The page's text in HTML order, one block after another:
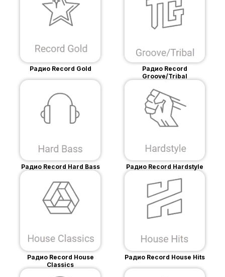
Радио Record Gold
Радио Record
Groove/Tribal
Радио Record Hard Bass Радио Record Hardstyle
Радио Record House
Classics
Радио Record House Hits